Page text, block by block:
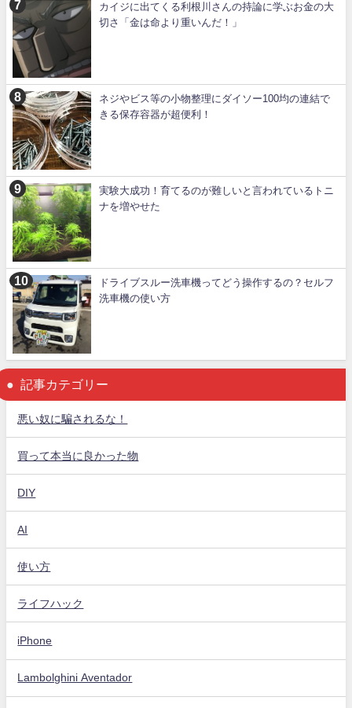
カイジに出てくる利根川さんの持論に学ぶお金の大
切さ「金は命より重いんだ！」
ネジやビス等の小物整理にダイソー100均の連結で
きる保存容器が超便利！
実験大成功！育てるのが難しいと言われているトニ
ナを増やせた
ドライブスルー洗車機ってどう操作するの？セルフ
洗車機の使い方
記事カテゴリー
悪い奴に騙されるな！
買って本当に良かった物
DIY
AI
使い方
ライフハック
iPhone
Lambolghini Aventador